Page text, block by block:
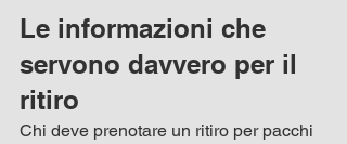
Le informazioni che
servono davvero per il
ritiro
Chi deve prenotare un ritiro per pacchi